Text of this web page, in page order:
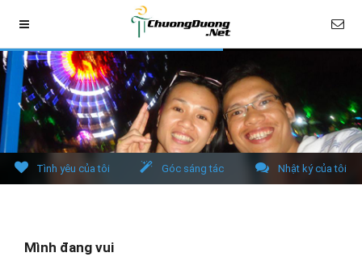
Tình yêu của tôi Góc sáng tác Nhật ký của tôi
Mình đang vui